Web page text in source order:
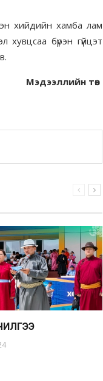
хийдийн хамба лам
бүрэн гүйцэт
Мэдээллийн төв